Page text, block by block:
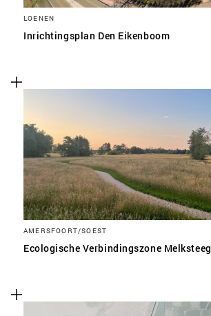
LOENEN
Inrichtingsplan Den Eikenboom
AMERSFOORT/SOEST
Ecologische Verbindingszone Melksteeg